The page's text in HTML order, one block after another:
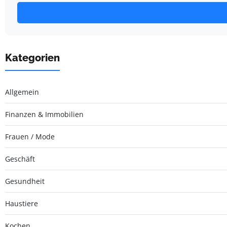
Kategorien
Allgemein
Finanzen & Immobilien
Frauen / Mode
Geschäft
Gesundheit
Haustiere